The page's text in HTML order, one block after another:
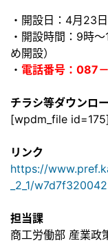
・開設日：4月23日
・開設時間：9時
め開設）
・ 電話番号：087
チラシ等ダウンロ
[wpdm_file id=175]
リンク
https://
_2_1/
担当課
商工労働部 産業政